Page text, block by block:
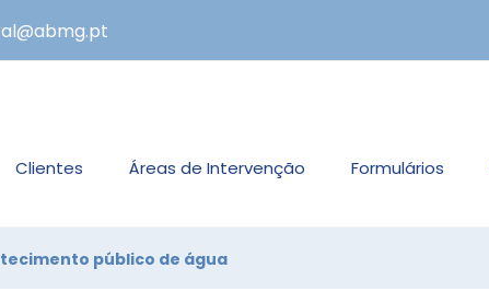
Clientes Áreas de Intervenção Formulários
público de água